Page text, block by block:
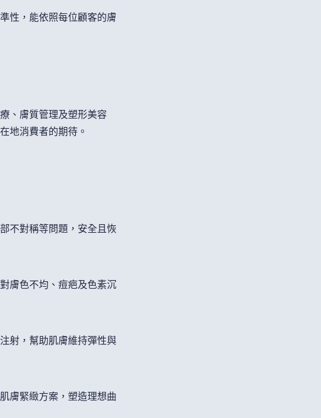
性，能依照每位顧客的膚
、膚質管理及塑形美容
地消費者的期待。
不對稱等問題，安全且恢
膚色不均、痘疤及色素沉
射，幫助肌膚維持彈性與
膚緊緻方案，塑造理想曲